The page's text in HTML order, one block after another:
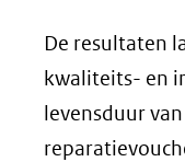
De resultaten
kwaliteits- en
levensduur